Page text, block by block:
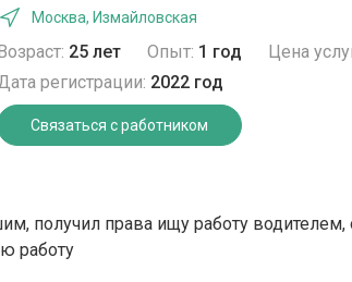
Москва, Измайловская
25 лет Опыт: 1 год Цена
регистрации: 2022 год
Связаться с работником
получил права ищу работу
работу